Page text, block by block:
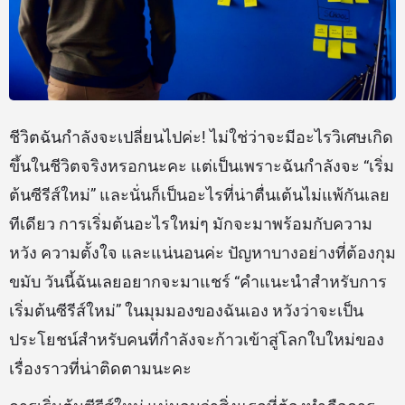
ชีวิตฉันกำลังจะเปลี่ยนไปค่ะ! ไม่ใช่ว่าจะมีอะไรวิเศษเกิด
ขึ้นในชีวิตจริงหรอกนะคะ แต่เป็นเพราะฉันกำลังจะ “เริ่ม
ต้นซีรีส์ใหม่” และนั่นก็เป็นอะไรที่น่าตื่นเต้นไม่แพ้กันเลย
ทีเดียว การเริ่มต้นอะไรใหม่ๆ มักจะมาพร้อมกับความ
หวัง ความตั้งใจ และแน่นอนค่ะ ปัญหาบางอย่างที่ต้องกุม
ขมับ วันนี้ฉันเลยอยากจะมาแชร์ “คำแนะนำสำหรับการ
เริ่มต้นซีรีส์ใหม่” ในมุมมองของฉันเอง หวังว่าจะเป็น
ประโยชน์สำหรับคนที่กำลังจะก้าวเข้าสู่โลกใบใหม่ของ
เรื่องราวที่น่าติดตามนะคะ